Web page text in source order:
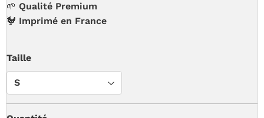
🌱 Qualité Premium
🐓 Imprimé en France
Taille